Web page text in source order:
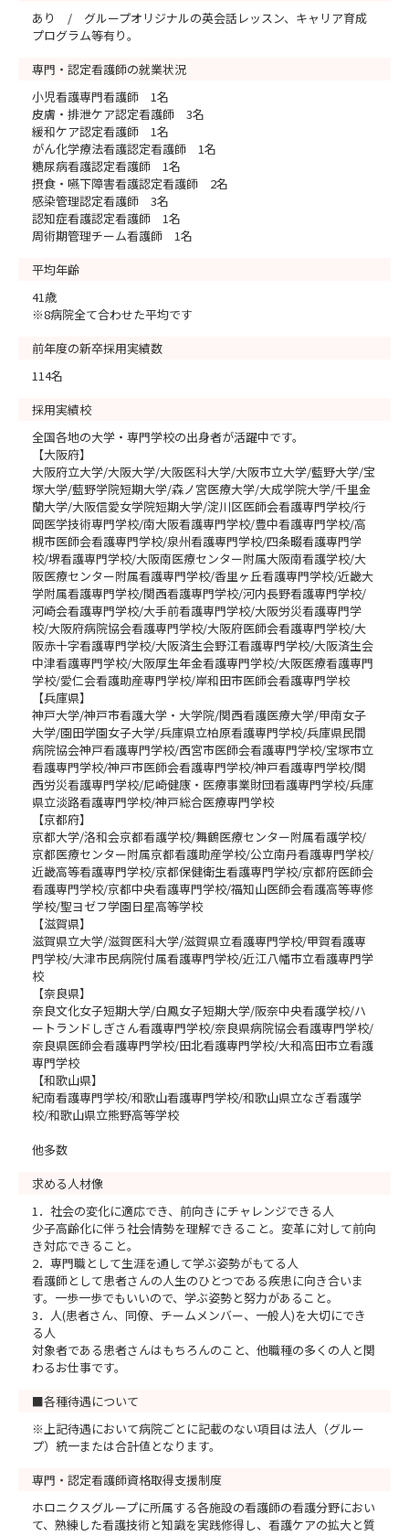
あり / グループオリジナルの英会話レッスン、キャリア育成
プログラム等有り。
専門・認定看護師の就業状況
小児看護専門看護師 1名
皮膚・排泄ケア認定看護師 3名
緩和ケア認定看護師 1名
がん化学療法看護認定看護師 1名
糖尿病看護認定看護師 1名
摂食・嚥下障害看護認定看護師 2名
感染管理認定看護師 3名
認知症看護認定看護師 1名
周術期管理チーム看護師 1名
平均年齢
41歳
※8病院全て合わせた平均です
前年度の新卒採用実績数
114名
採用実績校
全国各地の大学・専門学校の出身者が活躍中です。
【大阪府】
大阪府立大学/大阪大学/大阪医科大学/大阪市立大学/藍野大学/宝
塚大学/藍野学院短期大学/森ノ宮医療大学/大成学院大学/千里金
蘭大学/大阪信愛女学院短期大学/淀川区医師会看護専門学校/行
岡医学技術専門学校/南大阪看護専門学校/豊中看護専門学校/高
槻市医師会看護専門学校/泉州看護専門学校/四条畷看護専門学
校/堺看護専門学校/大阪南医療センター附属大阪南看護学校/大
阪医療センター附属看護専門学校/香里ヶ丘看護専門学校/近畿大
学附属看護専門学校/関西看護専門学校/河内長野看護専門学校/
河崎会看護専門学校/大手前看護専門学校/大阪労災看護専門学
校/大阪府病院協会看護専門学校/大阪府医師会看護専門学校/大
阪赤十字看護専門学校/大阪済生会野江看護専門学校/大阪済生会
中津看護専門学校/大阪厚生年金看護専門学校/大阪医療看護専門
学校/愛仁会看護助産専門学校/岸和田市医師会看護専門学校
【兵庫県】
神戸大学/神戸市看護大学・大学院/関西看護医療大学/甲南女子
大学/園田学園女子大学/兵庫県立柏原看護専門学校/兵庫県民間
病院協会神戸看護専門学校/西宮市医師会看護専門学校/宝塚市立
看護専門学校/神戸市医師会看護専門学校/神戸看護専門学校/関
西労災看護専門学校/尼崎健康・医療事業財団看護専門学校/兵庫
県立淡路看護専門学校/神戸総合医療専門学校
【京都府】
京都大学/洛和会京都看護学校/舞鶴医療センター附属看護学校/
京都医療センター附属京都看護助産学校/公立南丹看護専門学校/
近畿高等看護専門学校/京都保健衛生看護専門学校/京都府医師会
看護専門学校/京都中央看護専門学校/福知山医師会看護高等専修
学校/聖ヨゼフ学園日星高等学校
【滋賀県】
滋賀県立大学/滋賀医科大学/滋賀県立看護専門学校/甲賀看護専
門学校/大津市民病院付属看護専門学校/近江八幡市立看護専門学
校
【奈良県】
奈良文化女子短期大学/白鳳女子短期大学/阪奈中央看護学校/ハ
ートランドしぎさん看護専門学校/奈良県病院協会看護専門学校/
奈良県医師会看護専門学校/田北看護専門学校/大和高田市立看護
専門学校
【和歌山県】
紀南看護専門学校/和歌山看護専門学校/和歌山県立なぎ看護学
校/和歌山県立熊野高等学校
他多数
求める人材像
1．社会の変化に適応でき、前向きにチャレンジできる人
少子高齢化に伴う社会情勢を理解できること。変革に対して前向
き対応できること。
2．専門職として生涯を通して学ぶ姿勢がもてる人
看護師として患者さんの人生のひとつである疾患に向き合いま
す。一歩一歩でもいいので、学ぶ姿勢と努力があること。
3．人(患者さん、同僚、チームメンバー、一般人)を大切にでき
る人
対象者である患者さんはもちろんのこと、他職種の多くの人と関
わるお仕事です。
■各種待遇について
※上記待遇において病院ごとに記載のない項目は法人（グルー
プ）統一または合計値となります。
専門・認定看護師資格取得支援制度
ホロニクスグループに所属する各施設の看護師の看護分野におい
て、熟練した看護技術と知識を実践修得し、看護ケアの拡大と質